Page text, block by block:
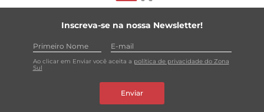
Inscreva-se na nossa Newsletter!
Ao clicar em Enviar você aceita a política de privacidade do Zona
Sul
Enviar